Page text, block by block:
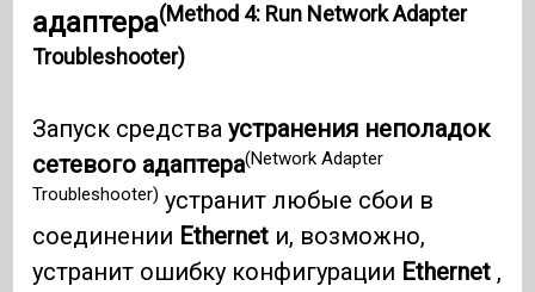
адаптера(Method 4: Run Network Adapter
Troubleshooter)
Запуск средстваустранения неполадок
сетевого адаптера(Network Adapter
Troubleshooter) устранит любые сбои в
соединении Ethernet и, возможно,
устранит ошибку конфигурации Ethernet ,